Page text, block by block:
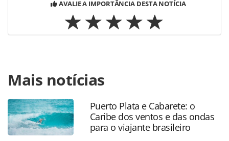
AVALIE A IMPORTÂNCIA DESTA NOTÍCIA
https://www.panrotas.com.br/aviacao/empresas/2026/05/
inicia-vendas-de-passagens-para-voos-entre-confins-e-
aracati_228367.html ou as ferramentas oferecidas na
página. Todo o conteúdo produzido pela PANROTAS
Editora é protegido pela legislação brasileira sobre direito
autoral. Não reproduza o conteúdo sem autorização da
Mais notícias
Puerto Plata e Cabarete: o
Caribe dos ventos e das ondas
para o viajante brasileiro